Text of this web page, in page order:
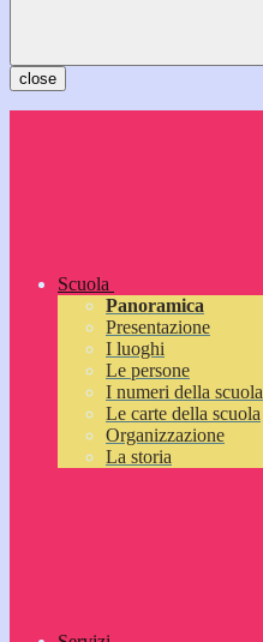
close
Scuola
Panoramica
Presentazione
I luoghi
Le persone
I numeri della scuola
Le carte della scuola
Organizzazione
La storia